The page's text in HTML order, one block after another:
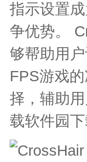
指示设置
争优势。
够帮助用
FPS游戏
择，辅助
载软件园下